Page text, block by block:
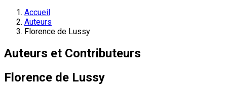
Accueil
Auteurs
Florence de Lussy
Auteurs et Contributeurs
Florence de Lussy